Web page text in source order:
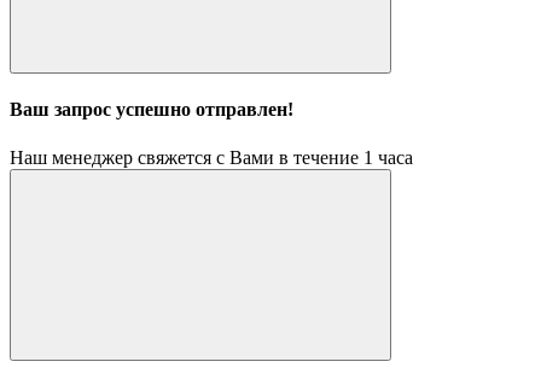
Ваш запрос успешно отправлен!
Наш менеджер свяжется с Вами в течение 1 часа